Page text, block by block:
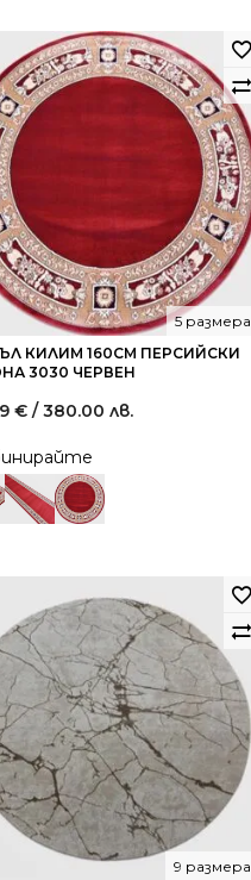
КИЛИМ 160СМ ПЕРСИЙСКИ
3030 ЧЕРВЕН
5 размера
€ / 380.00 лв.
9 размера